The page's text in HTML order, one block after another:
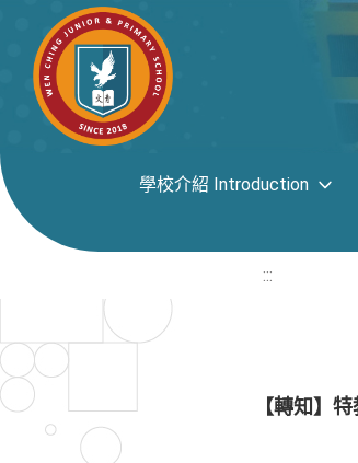
學校介紹 Introduction
:::
【轉知】